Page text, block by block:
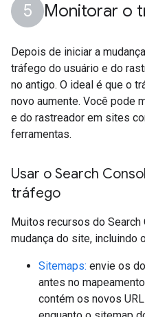
Monitorar o
Depois de iniciar a
tráfego do usuário e do
no antigo. O ideal é que o
novo aumente. Você pode
e do rastreador em sites
ferramentas.
Usar o Search
tráfego
Muitos recursos do Search
mudança do site, incluindo
Sitemaps: envie os
antes no
contém os novos